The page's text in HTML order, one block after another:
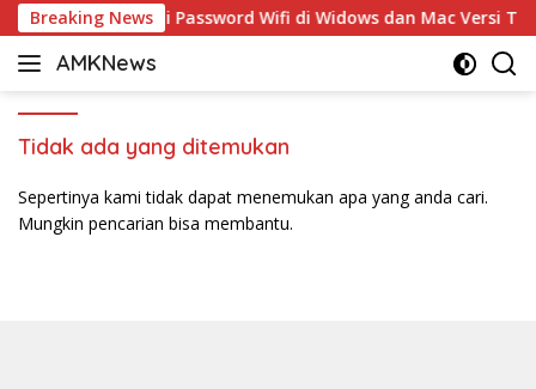
Langsung
ke
konten
Breaking News
5 Cara Ganti Password Wifi di Widows dan Mac Versi
AMKNews
Satu
Informasi
Tidak ada yang ditemukan
Sepertinya kami tidak dapat menemukan apa yang anda cari.
Mungkin pencarian bisa membantu.